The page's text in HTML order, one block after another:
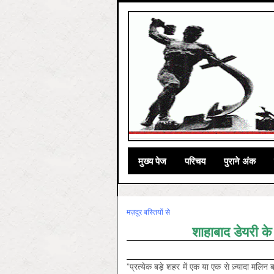
मुख्‍य पेज परिचय पुराने अंक
मज़दूर बस्तियों से
शाहाबाद डेयरी
”प्रत्येक बड़े शहर में एक या एक से ज़्यादा मलिन